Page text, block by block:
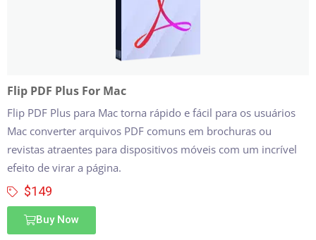
Flip PDF Plus For Mac
Flip PDF Plus para Mac torna rápido e fácil para os usuários
Mac converter arquivos PDF comuns em brochuras ou
revistas atraentes para dispositivos móveis com um incrível
efeito de virar a página.
$149
Buy Now